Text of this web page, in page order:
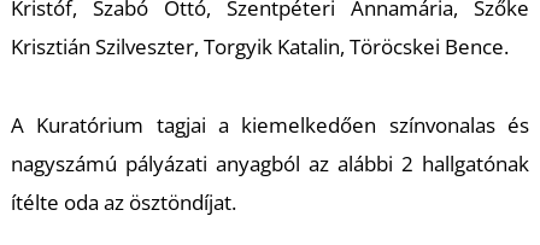
Kristóf, Szabó Ottó, Szentpéteri Annamária, Szőke
Krisztián Szilveszter, Torgyik Katalin, Töröcskei Bence.
A Kuratórium tagjai a kiemelkedően színvonalas és
nagyszámú pályázati anyagból az alábbi 2 hallgatónak
ítélte oda az ösztöndíjat.